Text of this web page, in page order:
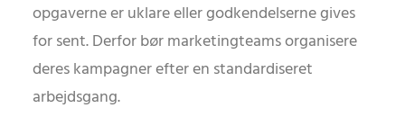
opgaverne er uklare eller godkendelserne gives
for sent. Derfor bør marketingteams organisere
deres kampagner efter en standardiseret
arbejdsgang.